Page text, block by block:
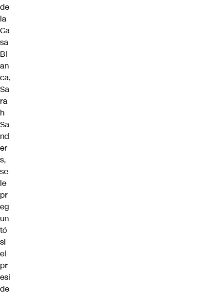
de
la
Ca
sa
Bl
an
ca,
Sa
ra
h
Sa
nd
er
s,
se
le
pr
eg
un
tó
si
el
pr
esi
de